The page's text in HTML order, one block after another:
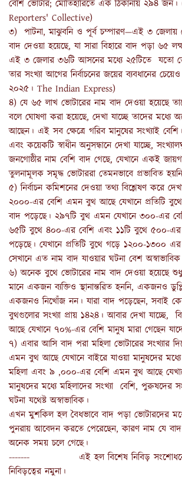
বেশি ভোটার; মোতিহারিতে এক ঠিকানায় ২৯৪
Reporters' Collective)
৩) পাটনা, মাঝুবনি ও পূর্ব চম্পারণ—এই ৩
বাদ দেওয়া হয়েছে, যা সারা বিহারে বাদ পড়া ৬৫
এই ৩ জেলার ৩৬টি আসনের মধ্যে ২৫টিতে যতো
তার সংখ্যা আগের নির্বাচনের জয়ের ব্যবধানের
২০২৫। The Indian Express)
৪) যে ৬৫ লাখ ভোটারের নাম বাদ দেওয়া হয়েছে
বলে ঘোষণা করা হয়েছে, দেখা যাচ্ছে তাদের মধ্যে
আছেন। এই সব ক্ষেত্রে গরিব মানুষের সংখ্যাই বেশি।
এবং কয়েকটি স্বাধীন অনুসন্ধানে দেখা যাচ্ছে,
জনগোষ্ঠীর নাম বেশি বাদ গেছে, যেখানে একই
তুলনামূলক সমৃদ্ধ ভোটাররা তেমনভাবে প্রভাবিত
৫) নির্বাচন কমিশনের দেওয়া তথ্য বিশ্লেষণ করে
২০০০-এর বেশি এমন বুথ আছে যেখানে প্রতিটি
বাদ পড়েছে। ২৯৭টি বুথ এমন যেখানে ৩০০-এর
৬৫টি বুথে ৪০০-এর বেশি এবং ১১টি বুথে ৫০০-এর
পড়েছে। যেখানে প্রতিটি বুথে গড়ে ১২০০-১৩০০
সেখানে এত নাম বাদ যাওয়ার ঘটনা বেশ
৬) অনেক বুথে ভোটারের নাম বাদ দেওয়া হয়েছে
মানে একজন ব্যক্তিও স্থানান্তরিত হননি, একজনও
একজনও নিখোঁজ নন। যারা বাদ পড়েছেন, সবাই
বুথগুলোর সংখ্যা প্রায় ১৪২৪। আবার দেখা যাচ্ছে,
আছে যেখানে ৭০%-এর বেশি মানুষ মারা গেছেন
৭) এবার আসি বাদ পরা মহিলা ভোটারের সংখ্যার
এমন বুথ আছে যেখানে বাইরে যাওয়া মানুষদের
মহিলা এবং ৯ ,০০০-এর বেশি এমন বুথ আছে
মানুষদের মধ্যে মহিলাদের সংখ্যা বেশি,
ঘটনা যথেষ্ট অস্বাভাবিক।
এখন মুশকিল হল বৈধভাবে বাদ পড়া ভোটারদের
পুনরায় আবেদন করতে পেরেছেন, কারণ নাম যে
অনেক সময় চলে গেছে।
------- এই হল বিশেষ নিবিড় সংশোধনের
নিবিড়ত্বের নমুনা।